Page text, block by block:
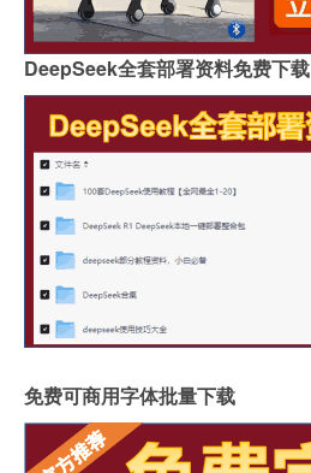
DeepSeek全套部署资料免费下载
免费可商用字体批量下载